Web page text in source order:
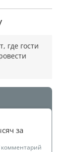
где гости
за
комментарий